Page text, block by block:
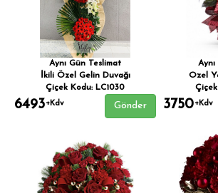
Aynı Gün Teslimat
İkili Özel Gelin Duvağı
Çiçek Kodu: LC1030
6493+Kdv Gönder
Ozel
Çiçek
3750+Kdv